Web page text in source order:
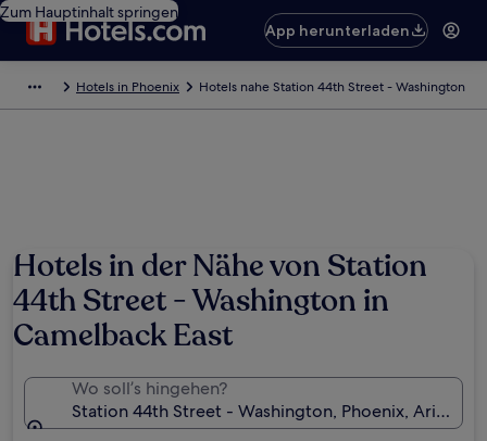
Zum Hauptinhalt springen
App herunterladen
Hotels in Phoenix Hotels nahe Station 44th Street - Washington
Hotels in der Nähe von Station
44th Street - Washington in
Camelback East
Wo soll’s hingehen?
Station 44th Street - Washington, Phoenix, Arizona,